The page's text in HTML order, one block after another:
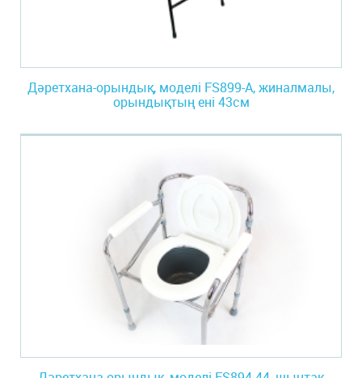
Дәретхана-орындық, моделі FS899-A, жиналмалы,
орындықтың ені 43см